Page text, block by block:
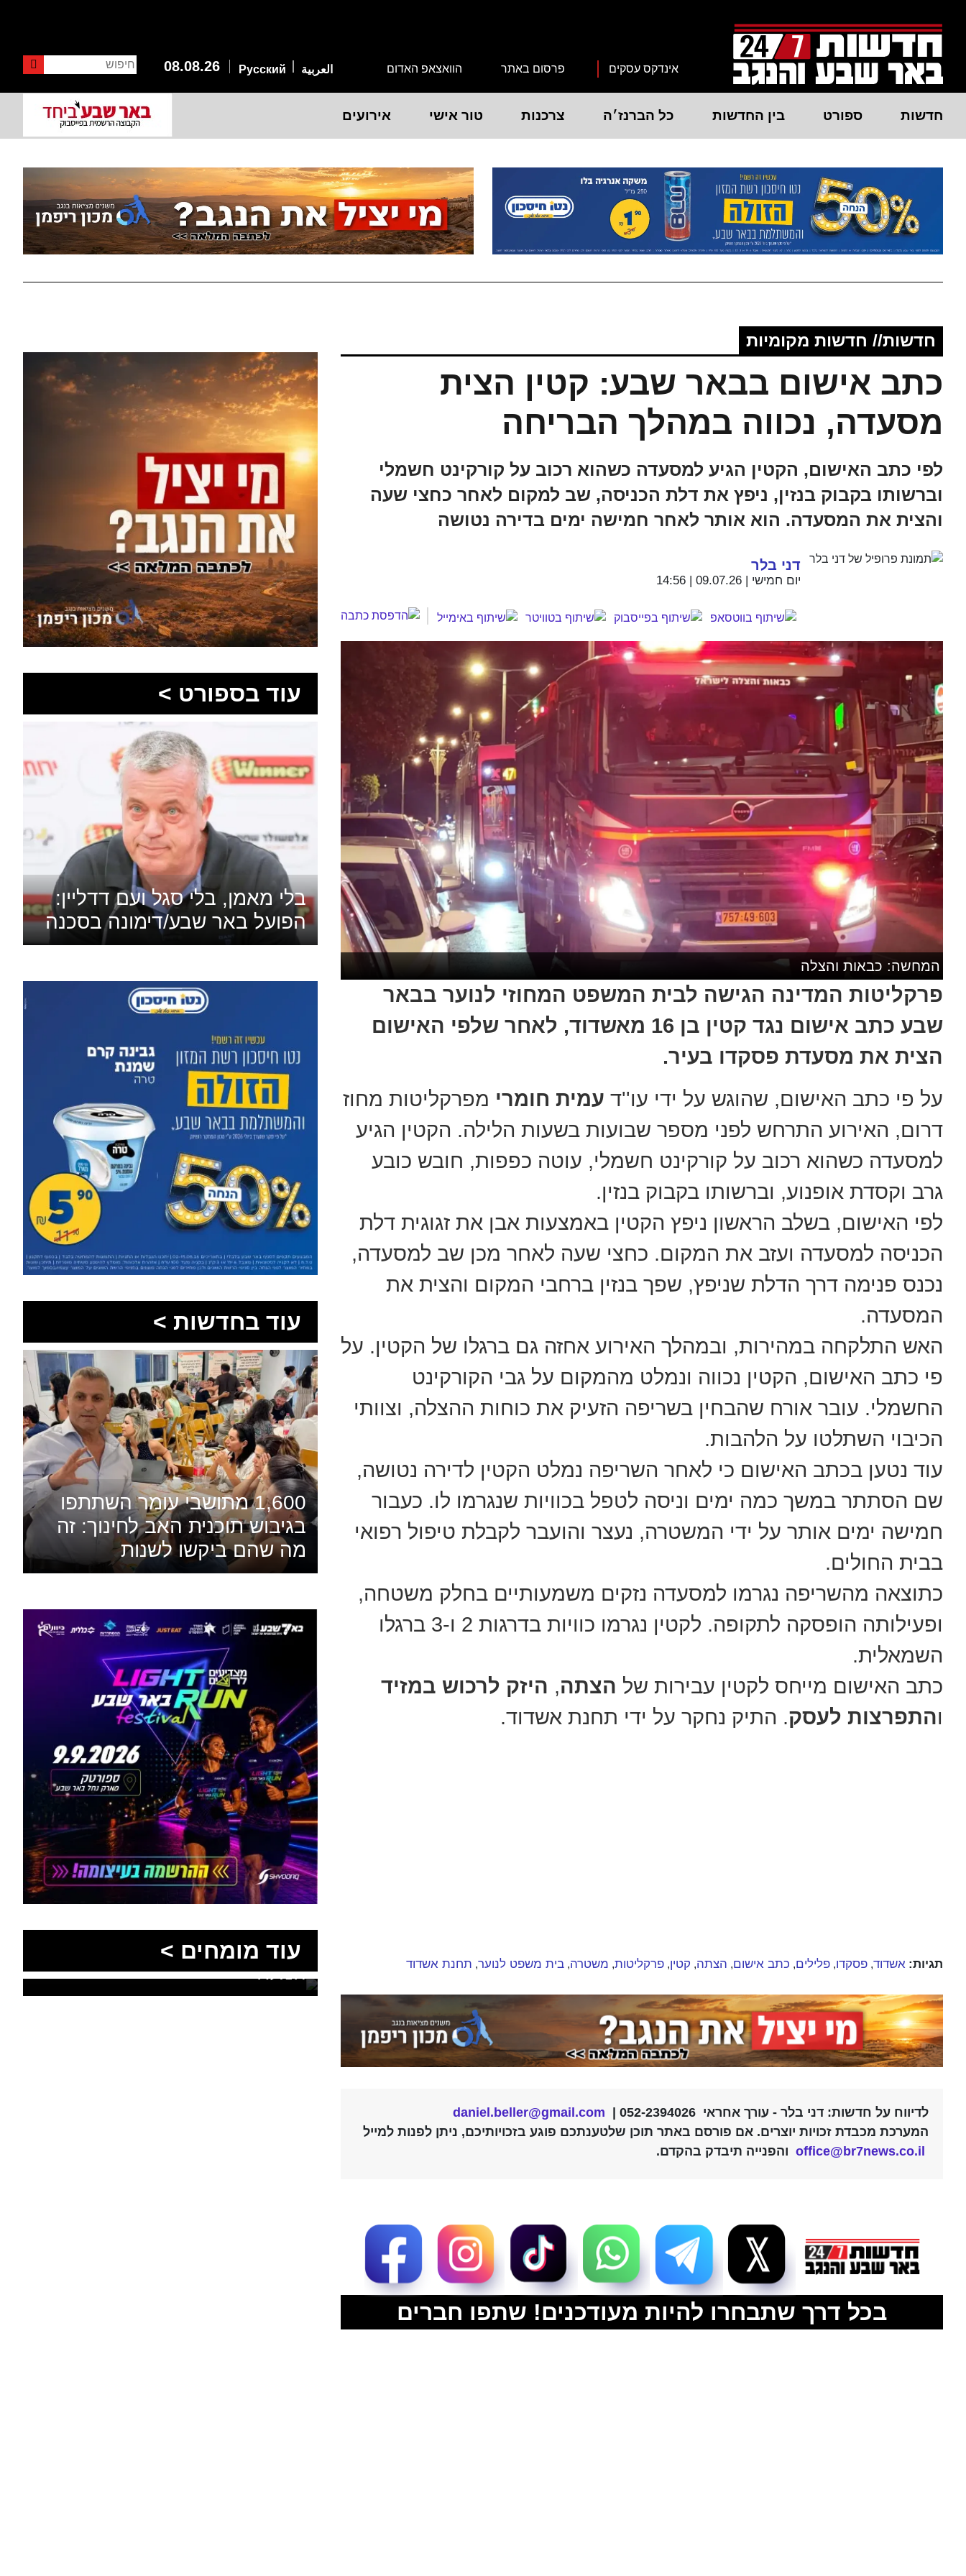
אינדקס עסקים פרסום באתר הוואצאפ האדום 08.08.26 חיפוש
العربية Русский
חדשות ספורט בין החדשות כל הברנז׳ה צרכנות טור אישי אירועים
חדשות// חדשות מקומיות
כתב אישום בבאר שבע: קטין הצית
מסעדה, נכווה במהלך הבריחה
לפי כתב האישום, הקטין הגיע למסעדה כשהוא רכוב על קורקינט חשמלי
וברשותו בקבוק בנזין, ניפץ את דלת הכניסה, שב למקום לאחר כחצי שעה
והצית את המסעדה. הוא אותר לאחר חמישה ימים בדירה נטושה
דני בלר
יום חמישי | 09.07.26 | 14:56
המחשה: כבאות והצלה
פרקליטות המדינה הגישה לבית המשפט המחוזי לנוער בבאר
שבע כתב אישום נגד קטין בן 16 מאשדוד, לאחר שלפי האישום
הצית את מסעדת פסקדו בעיר.
על פי כתב האישום, שהוגש על ידי עו''ד עמית חומרי מפרקליטות מחוז
דרום, האירוע התרחש לפני מספר שבועות בשעות הלילה. הקטין הגיע
למסעדה כשהוא רכוב על קורקינט חשמלי, עוטה כפפות, חובש כובע
גרב וקסדת אופנוע, וברשותו בקבוק בנזין.
לפי האישום, בשלב הראשון ניפץ הקטין באמצעות אבן את זגוגית דלת
הכניסה למסעדה ועזב את המקום. כחצי שעה לאחר מכן שב למסעדה,
נכנס פנימה דרך הדלת שניפץ, שפך בנזין ברחבי המקום והצית את
המסעדה.
האש התלקחה במהירות, ובמהלך האירוע אחזה גם ברגלו של הקטין. על
פי כתב האישום, הקטין נכווה ונמלט מהמקום על גבי הקורקינט
החשמלי. עובר אורח שהבחין בשריפה הזעיק את כוחות ההצלה, וצוותי
הכיבוי השתלטו על הלהבות.
עוד נטען בכתב האישום כי לאחר השריפה נמלט הקטין לדירה נטושה,
שם הסתתר במשך כמה ימים וניסה לטפל בכוויות שנגרמו לו. כעבור
חמישה ימים אותר על ידי המשטרה, נעצר והועבר לקבלת טיפול רפואי
בבית החולים.
כתוצאה מהשריפה נגרמו למסעדה נזקים משמעותיים בחלק משטחה,
ופעילותה הופסקה לתקופה. לקטין נגרמו כוויות בדרגות 2 ו-3 ברגלו
השמאלית.
כתב האישום מייחס לקטין עבירות של הצתה, היזק לרכוש במזיד
והתפרצות לעסק. התיק נחקר על ידי תחנת אשדוד.
תגיות: אשדוד, פסקדו, פלילים, כתב אישום, הצתה, קטין, פרקליטות, משטרה, בית משפט לנוער, תחנת אשדוד
לדיווח על חדשות: דני בלר - עורך אחראי 052-2394026 |
daniel.beller@gmail.com
המערכת מכבדת זכויות יוצרים. אם פורסם באתר תוכן שלטענתכם פוגע בזכויותיכם, ניתן לפנות למייל
office@br7news.co.il והפנייה תיבדק בהקדם.
בכל דרך שתבחרו להיות מעודכנים! שתפו חברים
עוד בספורט >
בלי מאמן, בלי סגל ועם דדליין:
הפועל באר שבע/דימונה בסכנה
עוד בחדשות >
1,600 מתושבי עומר השתתפו
בגיבוש תוכנית האב לחינוך: זה
מה שהם ביקשו לשנות
עוד מומחים >
הסעות בדרום 2026: כך
מתכננים נסיעה קבוצתית
מושלמת לנגב, לאילת ולים
המלח